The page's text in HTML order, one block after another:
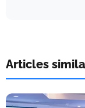
Articles